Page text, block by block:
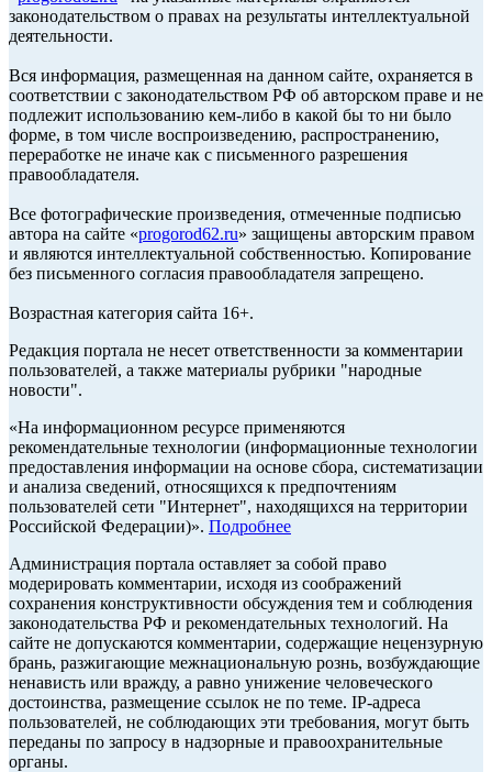
законодательством о правах на результаты интеллектуальной
деятельности.
Вся информация, размещенная на данном сайте, охраняется в
соответствии с законодательством РФ об авторском праве и не
подлежит использованию кем-либо в какой бы то ни было
форме, в том числе воспроизведению, распространению,
переработке не иначе как с письменного разрешения
правообладателя.
Все фотографические произведения, отмеченные подписью
автора на сайте «progorod62.ru» защищены авторским правом
и являются интеллектуальной собственностью. Копирование
без письменного согласия правообладателя запрещено.
Возрастная категория сайта 16+.
Редакция портала не несет ответственности за комментарии
пользователей, а также материалы рубрики "народные
новости".
«На информационном ресурсе применяются
рекомендательные технологии (информационные технологии
предоставления информации на основе сбора, систематизации
и анализа сведений, относящихся к предпочтениям
пользователей сети "Интернет", находящихся на территории
Российской Федерации)». Подробнее
Администрация портала оставляет за собой право
модерировать комментарии, исходя из соображений
сохранения конструктивности обсуждения тем и соблюдения
законодательства РФ и рекомендательных технологий. На
сайте не допускаются комментарии, содержащие нецензурную
брань, разжигающие межнациональную рознь, возбуждающие
ненависть или вражду, а равно унижение человеческого
достоинства, размещение ссылок не по теме. IP-адреса
пользователей, не соблюдающих эти требования, могут быть
переданы по запросу в надзорные и правоохранительные
органы.